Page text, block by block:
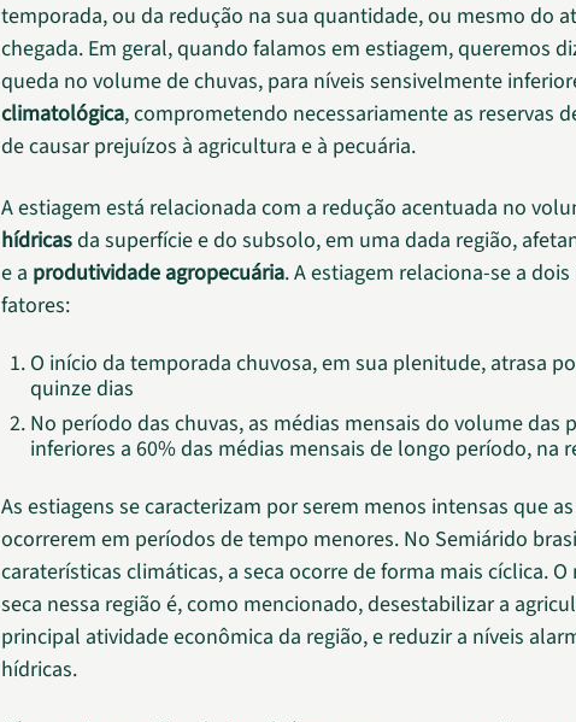
temporada, ou da redução na sua quantidade, ou mesmo do
chegada. Em geral, quando falamos em estiagem, queremos
queda no volume de chuvas, para níveis sensivelmente
climatológica, comprometendo necessariamente as reservas
de causar prejuízos à agricultura e à pecuária.
A estiagem está relacionada com a redução acentuada no
hídricasda superfície e do subsolo, em uma dada região,
e a produtividade agropecuária. A estiagem relaciona-se a
fatores:
O início da temporada chuvosa, em sua plenitude, atrasa
quinze dias
No período das chuvas, as médias mensais do volume das
inferiores a 60% das médias mensais de longo período, na
As estiagens se caracterizam por serem menos intensas que
ocorrerem em períodos de tempo menores. No Semiárido
caraterísticas climáticas, a seca ocorre de forma mais cíclica.
seca nessa região é, como mencionado, desestabilizar a
principal atividade econômica da região, e reduzir a níveis
hídricas.